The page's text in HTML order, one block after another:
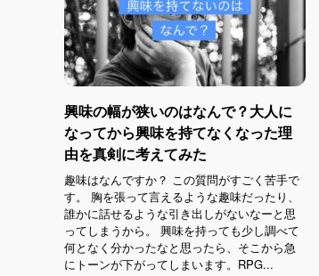
興味の幅が狭いのはなんで？大人に
なってから興味を持てなくなった理
由を真剣に考えてみた
趣味はなんですか？ この質問がすごく苦手で
す。 胸を張って言えるような趣味だったり、
誰かに話せるような引き出しがないなーと思
ってしまうから。 興味を持っても少し調べて
何となく分かったなと思ったら、そこから急
にトーンが下がってしまいます。RPG...